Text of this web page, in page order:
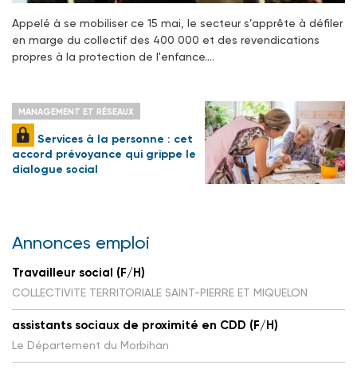
Appelé à se mobiliser ce 15 mai, le secteur s’apprête à défiler
en marge du collectif des 400 000 et des revendications
propres à la protection de l'enfance.…
MANAGEMENT ET RÉSEAUX
Services à la personne : cet
accord prévoyance qui grippe le
dialogue social
Annonces emploi
Travailleur social (F/H)
COLLECTIVITE TERRITORIALE SAINT-PIERRE ET MIQUELON
assistants sociaux de proximité en CDD (F/H)
Le Département du Morbihan